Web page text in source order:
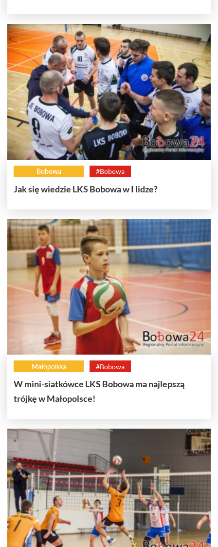
Bobowa #Bobowa
Jak się wiedzie LKS Bobowa w I lidze?
Małopolska #Bobowa
W mini-siatkówce LKS Bobowa ma najlepszą
trójkę w Małopolsce!